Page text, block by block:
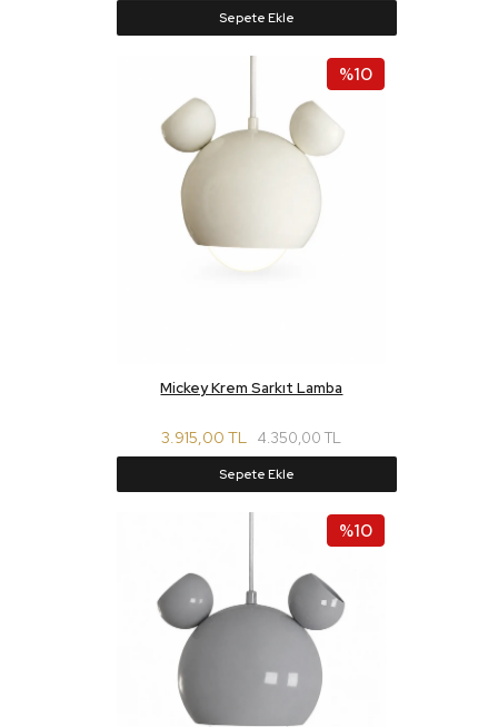
Sepete Ekle
Mickey Krem Sarkıt Lamba
3.915,00 TL 4.350,00 TL
Sepete Ekle
%10
%10